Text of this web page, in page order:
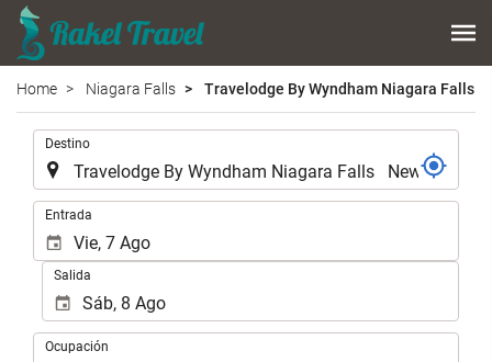
Home Niagara Falls Travelodge By Wyndham Niagara Falls
Destino
Entrada
Salida
Ocupación
Ocupación